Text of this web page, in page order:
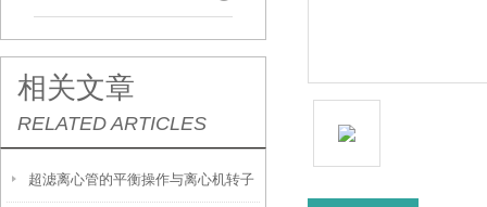
相关文章
RELATED ARTICLES
超滤离心管的平衡操作与离心机转子